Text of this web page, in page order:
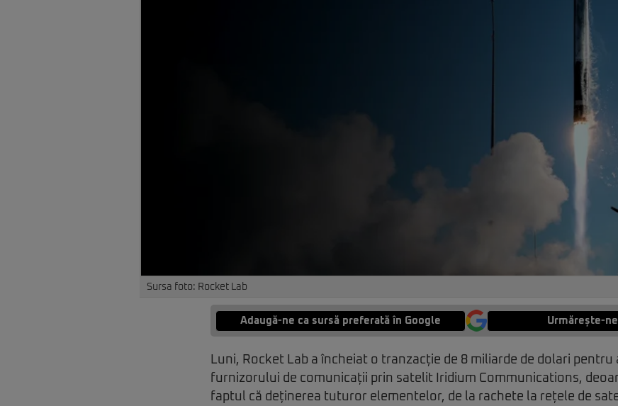
Sursa foto: Rocket Lab
Adaugă-ne ca sursă preferată în Google Urmărește-
Luni, Rocket Lab a încheiat o tranzacție de 8 miliarde de dolari pentru
furnizorului de comunicații prin satelit Iridium Communications,
faptul că deținerea tuturor elementelor, de la rachete la rețele de